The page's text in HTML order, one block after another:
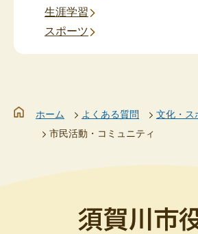
生涯学習
スポーツ
ホーム よくある質問
文化・ス
市民活動・コミュニティ